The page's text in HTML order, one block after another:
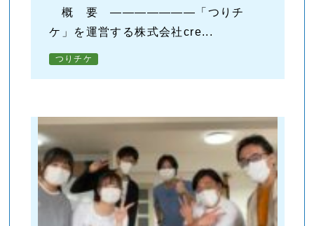
概 要 ―――――――「つりチ
ケ」を運営する株式会社cre...
つりチケ